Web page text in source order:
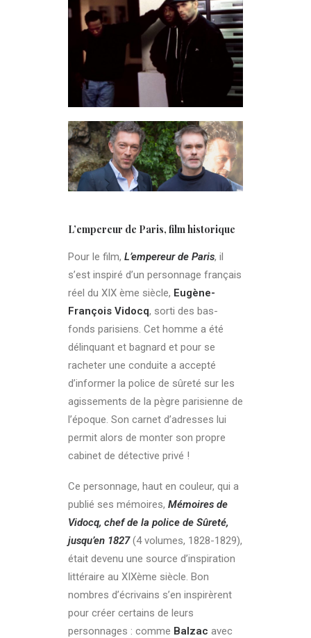
L’empereur de Paris, film historique
Pour le film, L’empereur de Paris, il
s’est inspiré d’un personnage français
réel du XIX ème siècle, Eugène-
François Vidocq, sorti des bas-
fonds parisiens. Cet homme a été
délinquant et bagnard et pour se
racheter une conduite a accepté
d’informer la police de sûreté sur les
agissements de la pègre parisienne de
l’époque. Son carnet d’adresses lui
permit alors de monter son propre
cabinet de détective privé !
Ce personnage, haut en couleur, qui a
publié ses mémoires, Mémoires de
Vidocq, chef de la police de Sûreté,
jusqu’en 1827(4 volumes, 1828-1829),
était devenu une source d’inspiration
littéraire au XIXème siècle. Bon
nombres d’écrivains s’en inspirèrent
pour créer certains de leurs
personnages : comme Balzac avec